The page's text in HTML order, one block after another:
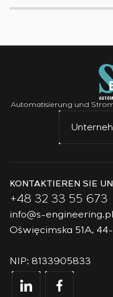
Automatisierung und
KONTAKTIEREN SIE
+48 32 33 55 673
info@s-engineering.pl
Oświęcimska 51A,
NIP: 8133905833